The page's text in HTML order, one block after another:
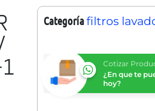
Categoríafiltros
Cotizar
¿En que te
hoy?